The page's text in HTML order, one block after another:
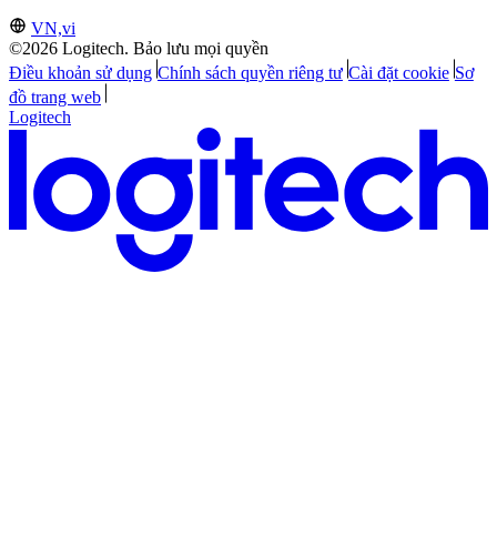
VN,vi
©2026 Logitech. Bảo lưu mọi quyền
Điều khoản sử dụng Chính sách quyền riêng tư Cài đặt cookie Sơ
đồ trang web
Logitech